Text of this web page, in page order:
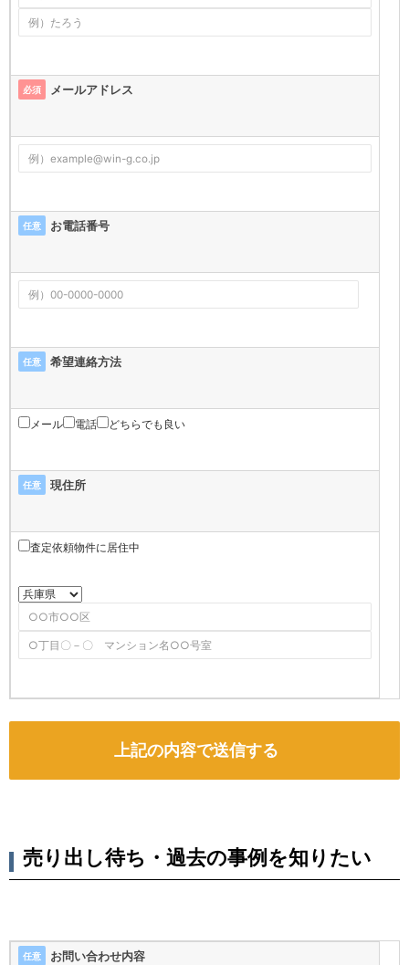
必須 メールアドレス
任意 お電話番号
任意 希望連絡方法
メール 電話 どちらでも良い
任意 現住所
査定依頼物件に居住中
売り出し待ち・過去の事例を知りたい
任意 お問い合わせ内容